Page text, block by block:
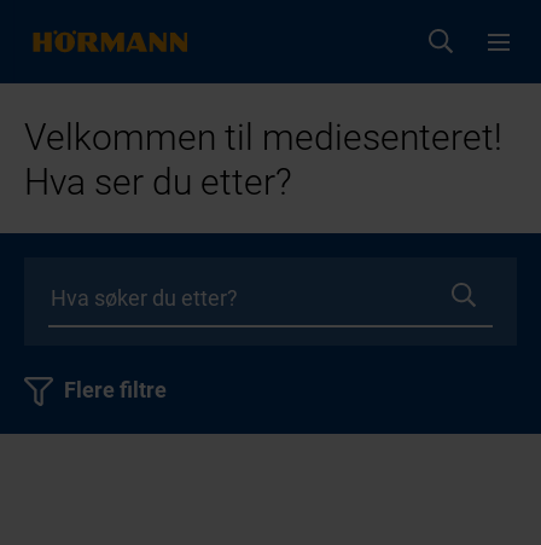
Velkommen til mediesenteret!
Hva ser du etter?
Flere filtre